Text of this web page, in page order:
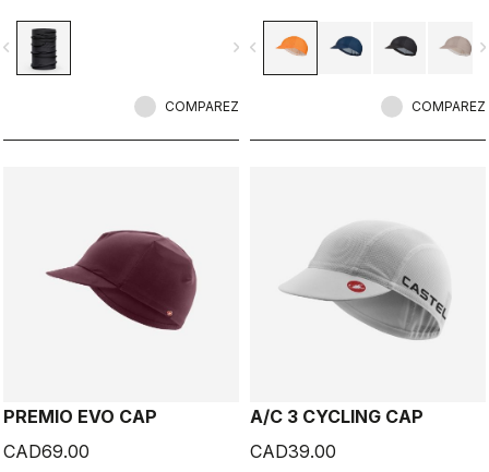
navigate_next
COMPAREZ
navigate_before
COMPAREZ
PREMIO EVO CAP
CAD69.00
A/C 3 CYCLING CAP
CAD39.00